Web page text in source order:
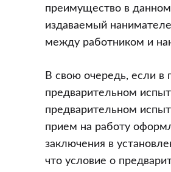
преимущество в данном
издаваемый
между работником и
В свою очередь, если в
предварительном
предварительном
прием на работу
заключения в
что условие о